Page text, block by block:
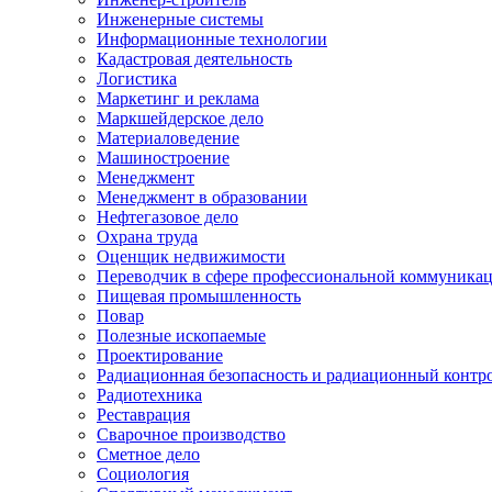
Инженерные системы
Информационные технологии
Кадастровая деятельность
Логистика
Маркетинг и реклама
Маркшейдерское дело
Материаловедение
Машиностроение
Менеджмент
Менеджмент в образовании
Нефтегазовое дело
Охрана труда
Оценщик недвижимости
Переводчик в сфере профессиональной
Пищевая промышленность
Повар
Полезные ископаемые
Проектирование
Радиационная безопасность и радиационный
Радиотехника
Реставрация
Сварочное производство
Сметное дело
Социология